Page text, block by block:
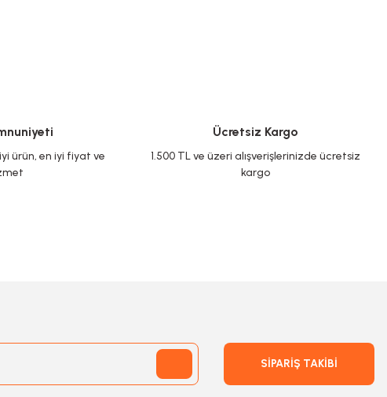
ürün, en iyi fiyat ve
Ücretsiz Kargo
1.500 TL ve üzeri alışverişlerinizde ücretsiz
kargo
SİPARİŞ TAKİBİ